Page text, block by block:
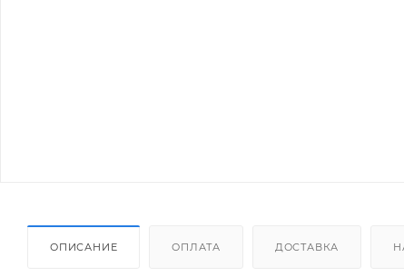
ОПИСАНИЕ ОПЛАТА ДОСТАВКА